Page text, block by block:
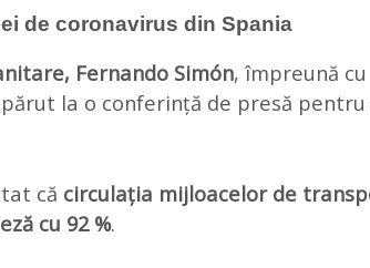
de coronavirus din Spania
Fernando Simón, împreună cu
la o conferință de presă pentru
că circulația mijloacelor de
cu 92 %.